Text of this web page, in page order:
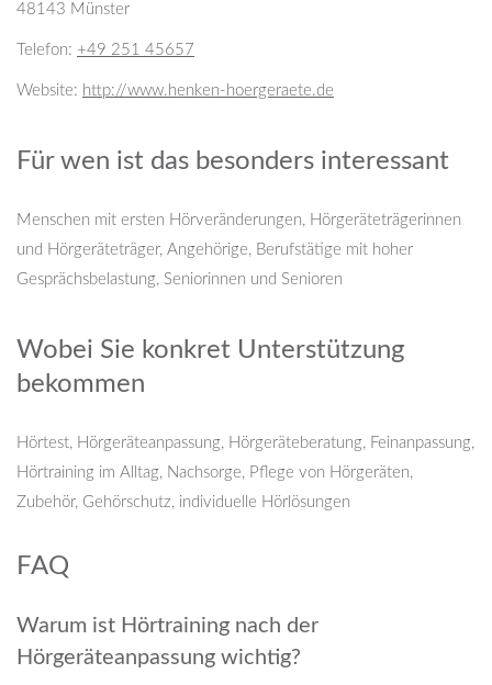
48143 Münster
Telefon: +49 251 45657
Website: http://www.henken-hoergeraete.de
Für wen ist das besonders interessant
Menschen mit ersten Hörveränderungen, Hörgeräteträgerinnen
und Hörgeräteträger, Angehörige, Berufstätige mit hoher
Gesprächsbelastung, Seniorinnen und Senioren
Wobei Sie konkret Unterstützung
bekommen
Hörtest, Hörgeräteanpassung, Hörgeräteberatung, Feinanpassung,
Hörtraining im Alltag, Nachsorge, Pflege von Hörgeräten,
Zubehör, Gehörschutz, individuelle Hörlösungen
FAQ
Warum ist Hörtraining nach der
Hörgeräteanpassung wichtig?